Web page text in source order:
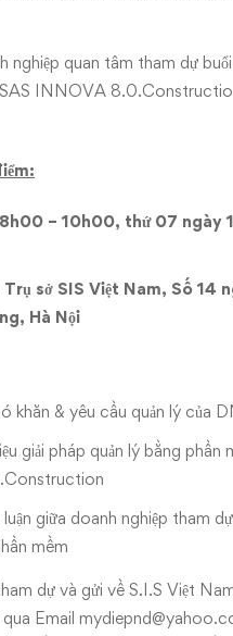
nghiệp quan tâm tham dự
SAS INNOVA
8h00 – 10h00, thứ 07 ngày
Trụ sở SIS Việt Nam, Số 14
Hà Nội
khăn & yêu cầu quản lý của
giải pháp quản lý bằng phần
giữa doanh nghiệp tham
mềm
dự và gửi về S.I.S Việt
qua Email